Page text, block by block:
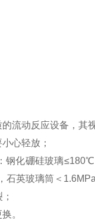
流动反应设备，其
心轻放；
钢化硼硅玻璃
石英玻璃筒＜
。